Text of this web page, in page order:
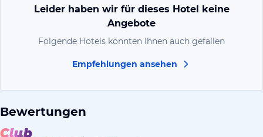
Leider haben wir für dieses Hotel keine
Angebote
Folgende Hotels könnten Ihnen auch gefallen
Empfehlungen ansehen
Bewertungen